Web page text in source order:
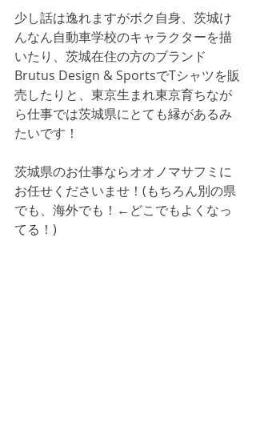
少し話は逸れますがボク自身、茨城け
んなん自動車学校のキャラクターを描
いたり、茨城在住の方のブランド
Brutus Design & SportsでTシャツを販
売したりと、東京生まれ東京育ちなが
ら仕事では茨城県にとても縁があるみ
たいです！
茨城県のお仕事ならオオノマサフミに
お任せくださいませ！(もちろん別の県
でも、海外でも！←どこでもよくなっ
てる！)